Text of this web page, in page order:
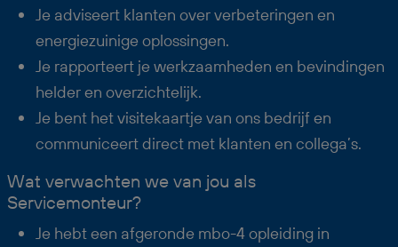
Je adviseert klanten over verbeteringen en
energiezuinige oplossingen.
Je rapporteert je werkzaamheden en bevindingen
helder en overzichtelijk.
Je bent het visitekaartje van ons bedrijf en
communiceert direct met klanten en collega’s.
Wat verwachten we van jou als
Servicemonteur?
Je hebt een afgeronde mbo-4 opleiding in